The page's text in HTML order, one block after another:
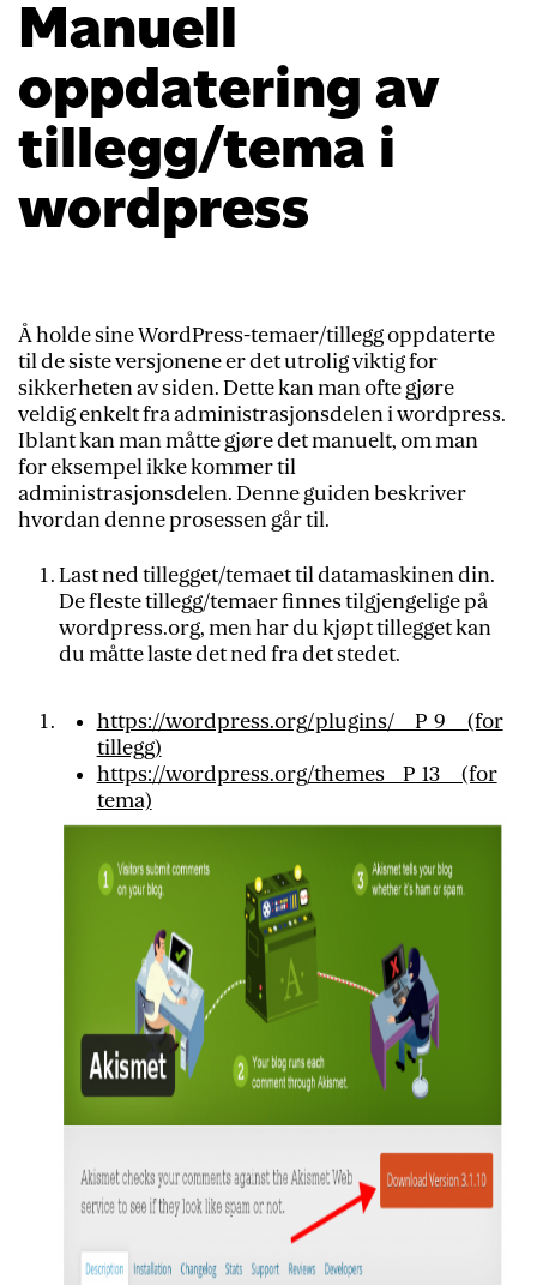
Manuell
oppdatering av
tillegg/tema i
wordpress
Å holde sine WordPress-temaer/tillegg oppdaterte
til de siste versjonene er det utrolig viktig for
sikkerheten av siden. Dette kan man ofte gjøre
veldig enkelt fra administrasjonsdelen i wordpress.
Iblant kan man måtte gjøre det manuelt, om man
for eksempel ikke kommer til
administrasjonsdelen. Denne guiden beskriver
hvordan denne prosessen går til.
Last ned tillegget/temaet til datamaskinen din.
De fleste tillegg/temaer finnes tilgjengelige på
wordpress.org, men har du kjøpt tillegget kan
du måtte laste det ned fra det stedet.
https://wordpress.org/plugins/__P_9__ (for
tillegg)
https://wordpress.org/themes__P_13__ (for
tema)